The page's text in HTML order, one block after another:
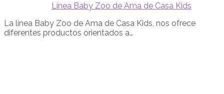
Línea Baby Zoo de Ama de Casa Kids
La línea Baby Zoo de Ama de Casa Kids, nos ofrece
diferentes productos orientados a…